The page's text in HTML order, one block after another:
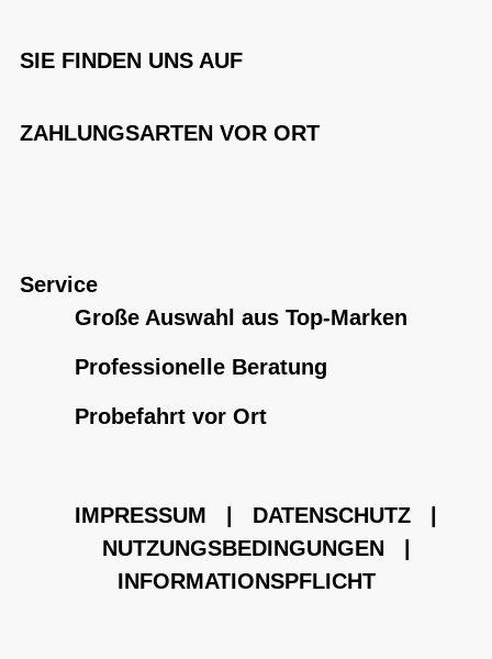
SIE FINDEN UNS AUF
ZAHLUNGSARTEN VOR ORT
Service
Große Auswahl aus Top-Marken
Professionelle Beratung
Probefahrt vor Ort
IMPRESSUM DATENSCHUTZ
NUTZUNGSBEDINGUNGEN
INFORMATIONSPFLICHT